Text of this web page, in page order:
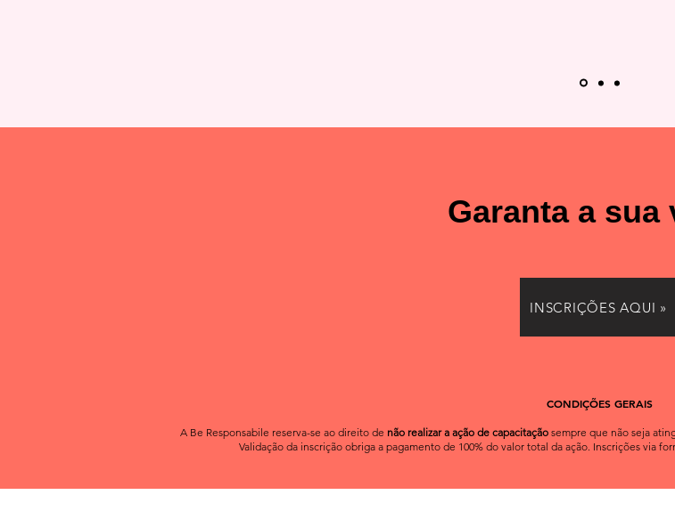
Garanta a sua
INSCRIÇÕES AQUI »
CONDIÇÕES GERAIS
A Be Responsabile reserva-se ao direito de não realizar a ação de capacitaçãosempre que não seja
Validação da inscrição obriga a pagamento de 100% do valor total da ação. Inscrições via